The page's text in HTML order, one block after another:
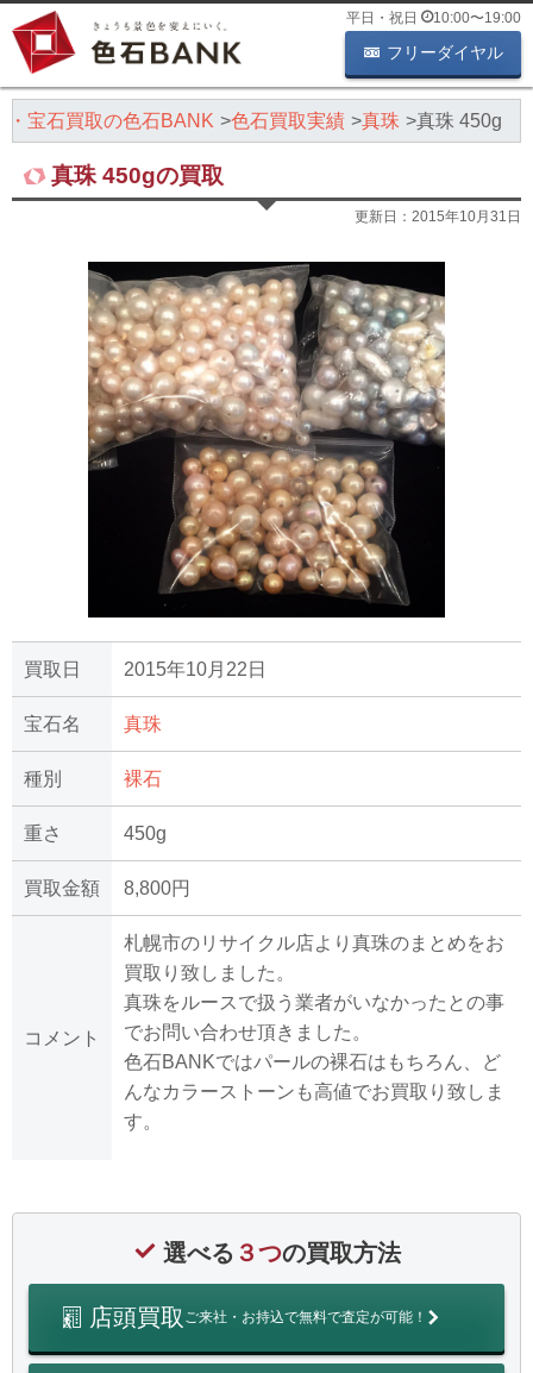
平日・祝日 10:00〜19:00
フリーダイヤル
・宝石買取の色石BANK 色石買取実績 真珠 真珠 450g
真珠 450gの買取
更新日： 2015年10月31日
買取日 2015年10月22日
宝石名 真珠
種別 裸石
重さ 450g
買取金額 8,800円
コメント
札幌市のリサイクル店より真珠のまとめをお
買取り致しました。
真珠をルースで扱う業者がいなかったとの事
でお問い合わせ頂きました。
色石BANKではパールの裸石はもちろん、ど
んなカラーストーンも高値でお買取り致しま
す。
選べる ３つの買取方法
店頭買取 ご来社・お持込で無料で査定が可能！